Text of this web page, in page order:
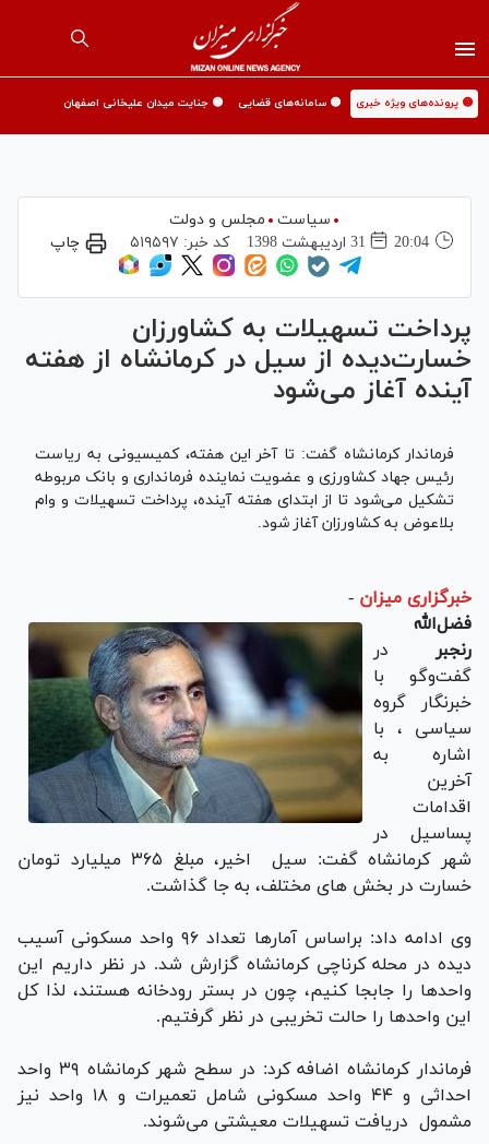
🟡 پرونده‌های ویژه خبری 🟡 سامانه‌های قضایی 🟡 جنایت میدان علیخانی اصفهان
سیاست
مجلس و دولت
20:04
31 ارديبهشت 1398 کد خبر: ۵۱۹۵۹۷ چاپ
پرداخت تسهیلات به کشاورزان
خسارت‌دیده از سیل در کرمانشاه از هفته
آینده آغاز می‌شود
فرماندار کرمانشاه گفت: تا آخر این هفته، کمیسیونی به ریاست
رئیس جهاد کشاورزی و عضویت نماینده فرمانداری و بانک مربوطه
تشکیل می‌شود تا از ابتدای هفته آینده، پرداخت تسهیلات و وام
بلاعوض به کشاورزان آغاز شود.
خبرگزاری میزان -
فضل‌الله
رنجبر
در
گفت‌وگو با
خبرنگار گروه
سیاسی ، با
اشاره به
آخرین
اقدامات
پساسیل در
شهر کرمانشاه گفت: سیل اخیر، مبلغ ۳۶۵ میلیارد تومان
خسارت در بخش های مختلف، به جا گذاشت.
وی ادامه داد: براساس آمار‌ها تعداد ۹۶ واحد مسکونی آسیب
دیده در محله کرناچی کرمانشاه گزارش شد. در نظر داریم این
واحد‌ها را جابجا کنیم، چون در بستر رودخانه هستند، لذا کل
این واحد‌ها را حالت تخریبی در نظر گرفتیم.
فرماندار کرمانشاه اضافه کرد: در سطح شهر کرمانشاه ۳۹ واحد
احداثی و ۴۴ واحد مسکونی شامل تعمیرات و ۱۸ واحد نیز
مشمول دریافت تسهیلات معیشتی می‌شوند.